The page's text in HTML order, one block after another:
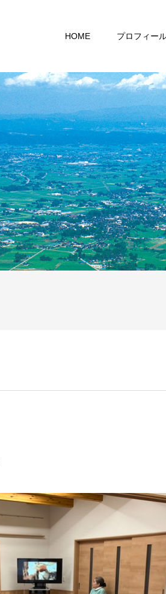
HOME プロフィー